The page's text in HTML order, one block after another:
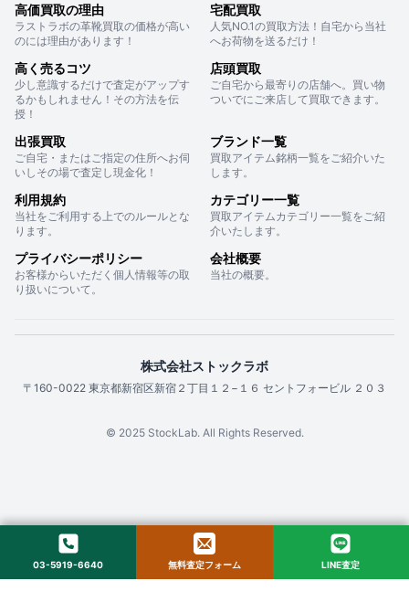
高価買取の理由
ラストラボの革靴買取の価格が高い
のには理由があります！
宅配買取
人気NO.1の買取方法！自宅から当社
へお荷物を送るだけ！
高く売るコツ
少し意識するだけで査定がアップす
るかもしれません！その方法を伝
授！
店頭買取
ご自宅から最寄りの店舗へ。買い物
ついでにご来店して買取できます。
出張買取
ご自宅・またはご指定の住所へお伺
いしその場で査定し現金化！
ブランド一覧
買取アイテム銘柄一覧をご紹介いた
します。
利用規約
当社をご利用する上でのルールとな
ります。
カテゴリー一覧
買取アイテムカテゴリー一覧をご紹
介いたします。
プライバシーポリシー
お客様からいただく個人情報等の取
り扱いについて。
会社概要
当社の概要。
株式会社ストックラボ
〒160-0022 東京都新宿区新宿２丁目１２−１６ セントフォービル ２０３
© 2025 StockLab. All Rights Reserved.
03-5919-6640 無料査定フォーム LINE査定